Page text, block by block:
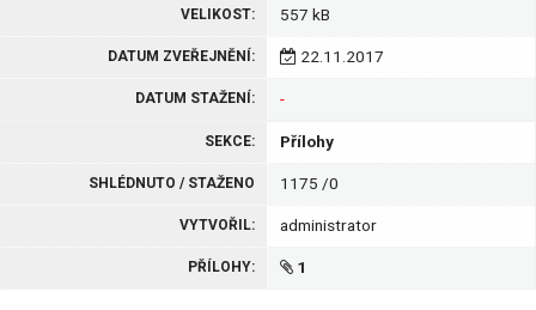
VELIKOST: 557 kB
DATUM ZVEŘEJNĚNÍ: 22.11.2017
DATUM STAŽENÍ: -
SEKCE: Přílohy
SHLÉDNUTO / STAŽENO 1175 /0
VYTVOŘIL: administrator
PŘÍLOHY: 1